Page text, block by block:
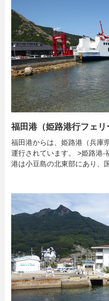
福田港（姫路港行フェリ
福田港からは、姫路港（兵庫
運行されています。 >姫路港-
港は小豆島の北東部にあり、